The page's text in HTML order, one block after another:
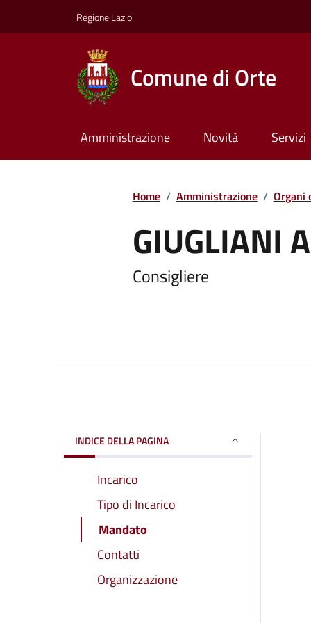
Regione Lazio
Comune di Orte
Amministrazione Novità Servizi
Home / Amministrazione / Organi
GIUGLIANI
Consigliere
INDICE DELLA PAGINA
Incarico
Tipo di Incarico
Mandato
Contatti
Organizzazione